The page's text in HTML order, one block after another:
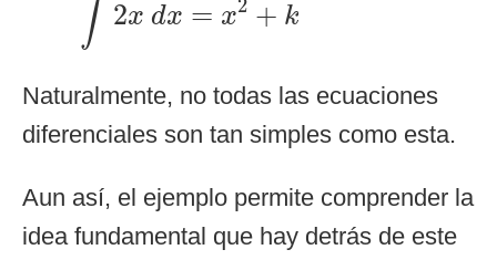
∫ 2x dx = x2 + k
Naturalmente, no todas las ecuaciones
diferenciales son tan simples como esta.
Aun así, el ejemplo permite comprender la
idea fundamental que hay detrás de este